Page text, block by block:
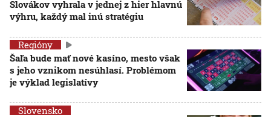
Slovákov vyhrala v jednej z hier hlavnú
výhru, každý mal inú stratégiu
Regióny
Šaľa bude mať nové kasíno, mesto však
s jeho vznikom nesúhlasí. Problémom
je výklad legislatívy
Slovensko